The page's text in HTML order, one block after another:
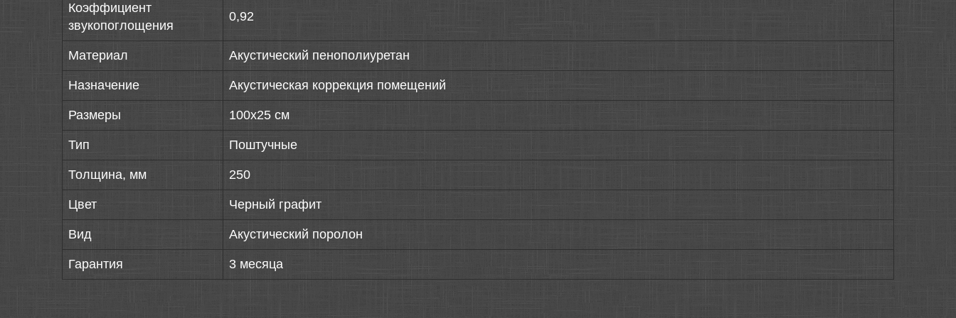
Коэффициент
звукопоглощения
0,92
Материал Акустический пенополиуретан
Назначение Акустическая коррекция помещений
Размеры 100х25 см
Тип Поштучные
Толщина, мм 250
Цвет Черный графит
Вид Акустический поролон
Гарантия 3 месяца